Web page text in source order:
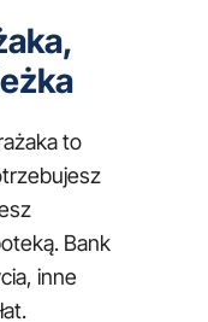
to
Bank
inne